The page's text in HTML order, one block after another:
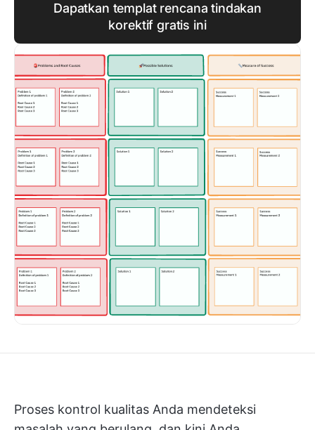
Dapatkan templat rencana tindakan
korektif gratis ini
Proses kontrol kualitas Anda mendeteksi